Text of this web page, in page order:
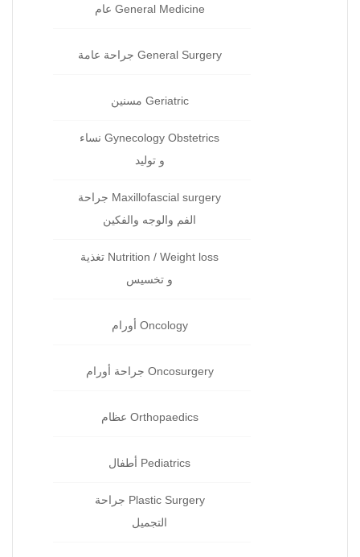
General Medicine عام‏
General Surgery جراحة‏ عامة
Geriatric مسنين‏
Gynecology Obstetrics نساء
و توليد‏
Maxillofascial surgery جراحة
الفم والوجه والفكين
Nutrition / Weight loss تغذية
و تخسيس
Oncology أورام
Oncosurgery جراحة‏ أورام
Orthopaedics عظام‏
Pediatrics أطفال
Plastic Surgery جراحة
التجميل